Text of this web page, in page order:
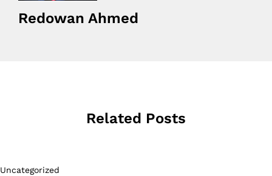
Redowan Ahmed
Related Posts
Uncategorized